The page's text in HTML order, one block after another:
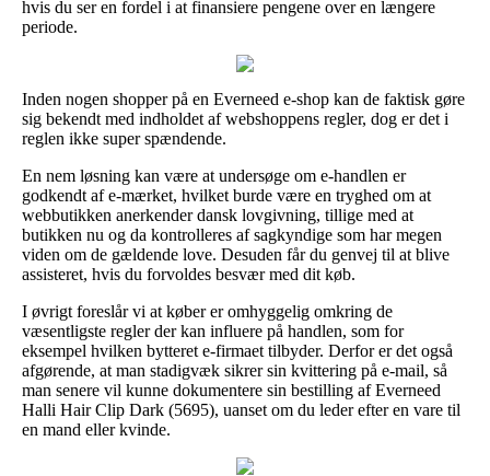
hvis du ser en fordel i at finansiere pengene over en længere
periode.
Inden nogen shopper på en Everneed e-shop kan de faktisk gøre
sig bekendt med indholdet af webshoppens regler, dog er det i
reglen ikke super spændende.
En nem løsning kan være at undersøge om e-handlen er
godkendt af e-mærket, hvilket burde være en tryghed om at
webbutikken anerkender dansk lovgivning, tillige med at
butikken nu og da kontrolleres af sagkyndige som har megen
viden om de gældende love. Desuden får du genvej til at blive
assisteret, hvis du forvoldes besvær med dit køb.
I øvrigt foreslår vi at køber er omhyggelig omkring de
væsentligste regler der kan influere på handlen, som for
eksempel hvilken bytteret e-firmaet tilbyder. Derfor er det også
afgørende, at man stadigvæk sikrer sin kvittering på e-mail, så
man senere vil kunne dokumentere sin bestilling af Everneed
Halli Hair Clip Dark (5695), uanset om du leder efter en vare til
en mand eller kvinde.